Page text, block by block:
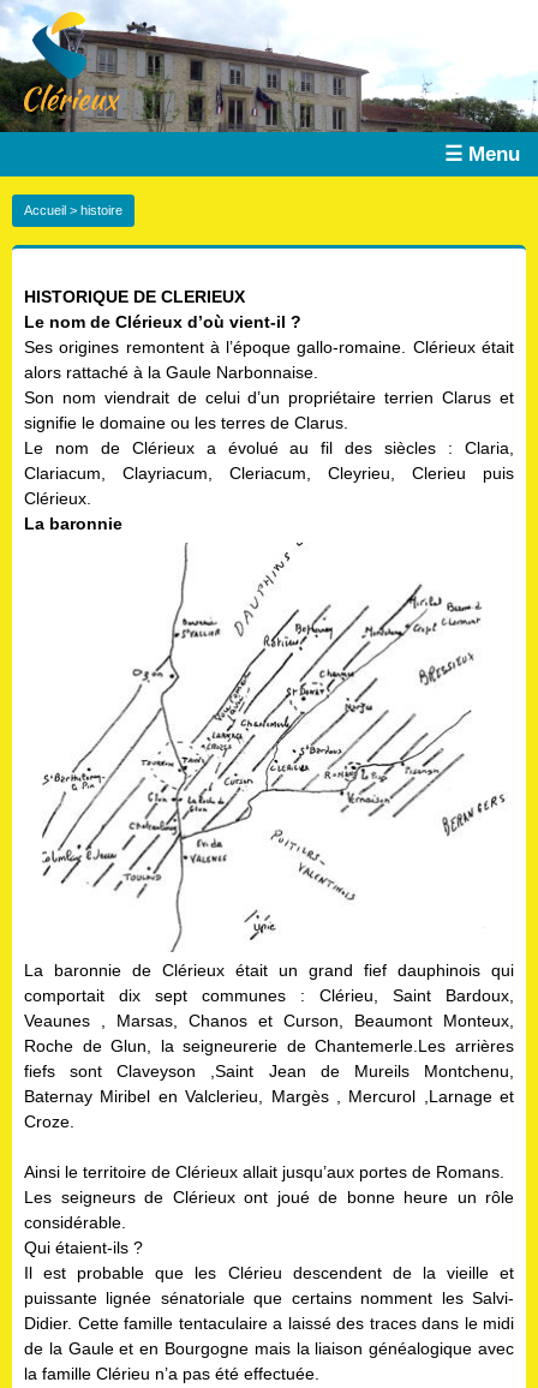
☰ Menu
Accueil > histoire
HISTORIQUE DE CLERIEUX
Le nom de Clérieux d’où vient-il ?
Ses origines remontent à l’époque gallo-romaine. Clérieux était
alors rattaché à la Gaule Narbonnaise.
Son nom viendrait de celui d’un propriétaire terrien Clarus et
signifie le domaine ou les terres de Clarus.
Le nom de Clérieux a évolué au fil des siècles : Claria,
Clariacum, Clayriacum, Cleriacum, Cleyrieu, Clerieu puis
Clérieux.
La baronnie
La baronnie de Clérieux était un grand fief dauphinois qui
comportait dix sept communes : Clérieu, Saint Bardoux,
Veaunes , Marsas, Chanos et Curson, Beaumont Monteux,
Roche de Glun, la seigneurerie de Chantemerle.Les arrières
fiefs sont Claveyson ,Saint Jean de Mureils Montchenu,
Baternay Miribel en Valclerieu, Margès , Mercurol ,Larnage et
Croze.
Ainsi le territoire de Clérieux allait jusqu’aux portes de Romans.
Les seigneurs de Clérieux ont joué de bonne heure un rôle
considérable.
Qui étaient-ils ?
Il est probable que les Clérieu descendent de la vieille et
puissante lignée sénatoriale que certains nomment les Salvi-
Didier. Cette famille tentaculaire a laissé des traces dans le midi
de la Gaule et en Bourgogne mais la liaison généalogique avec
la famille Clérieu n’a pas été effectuée.